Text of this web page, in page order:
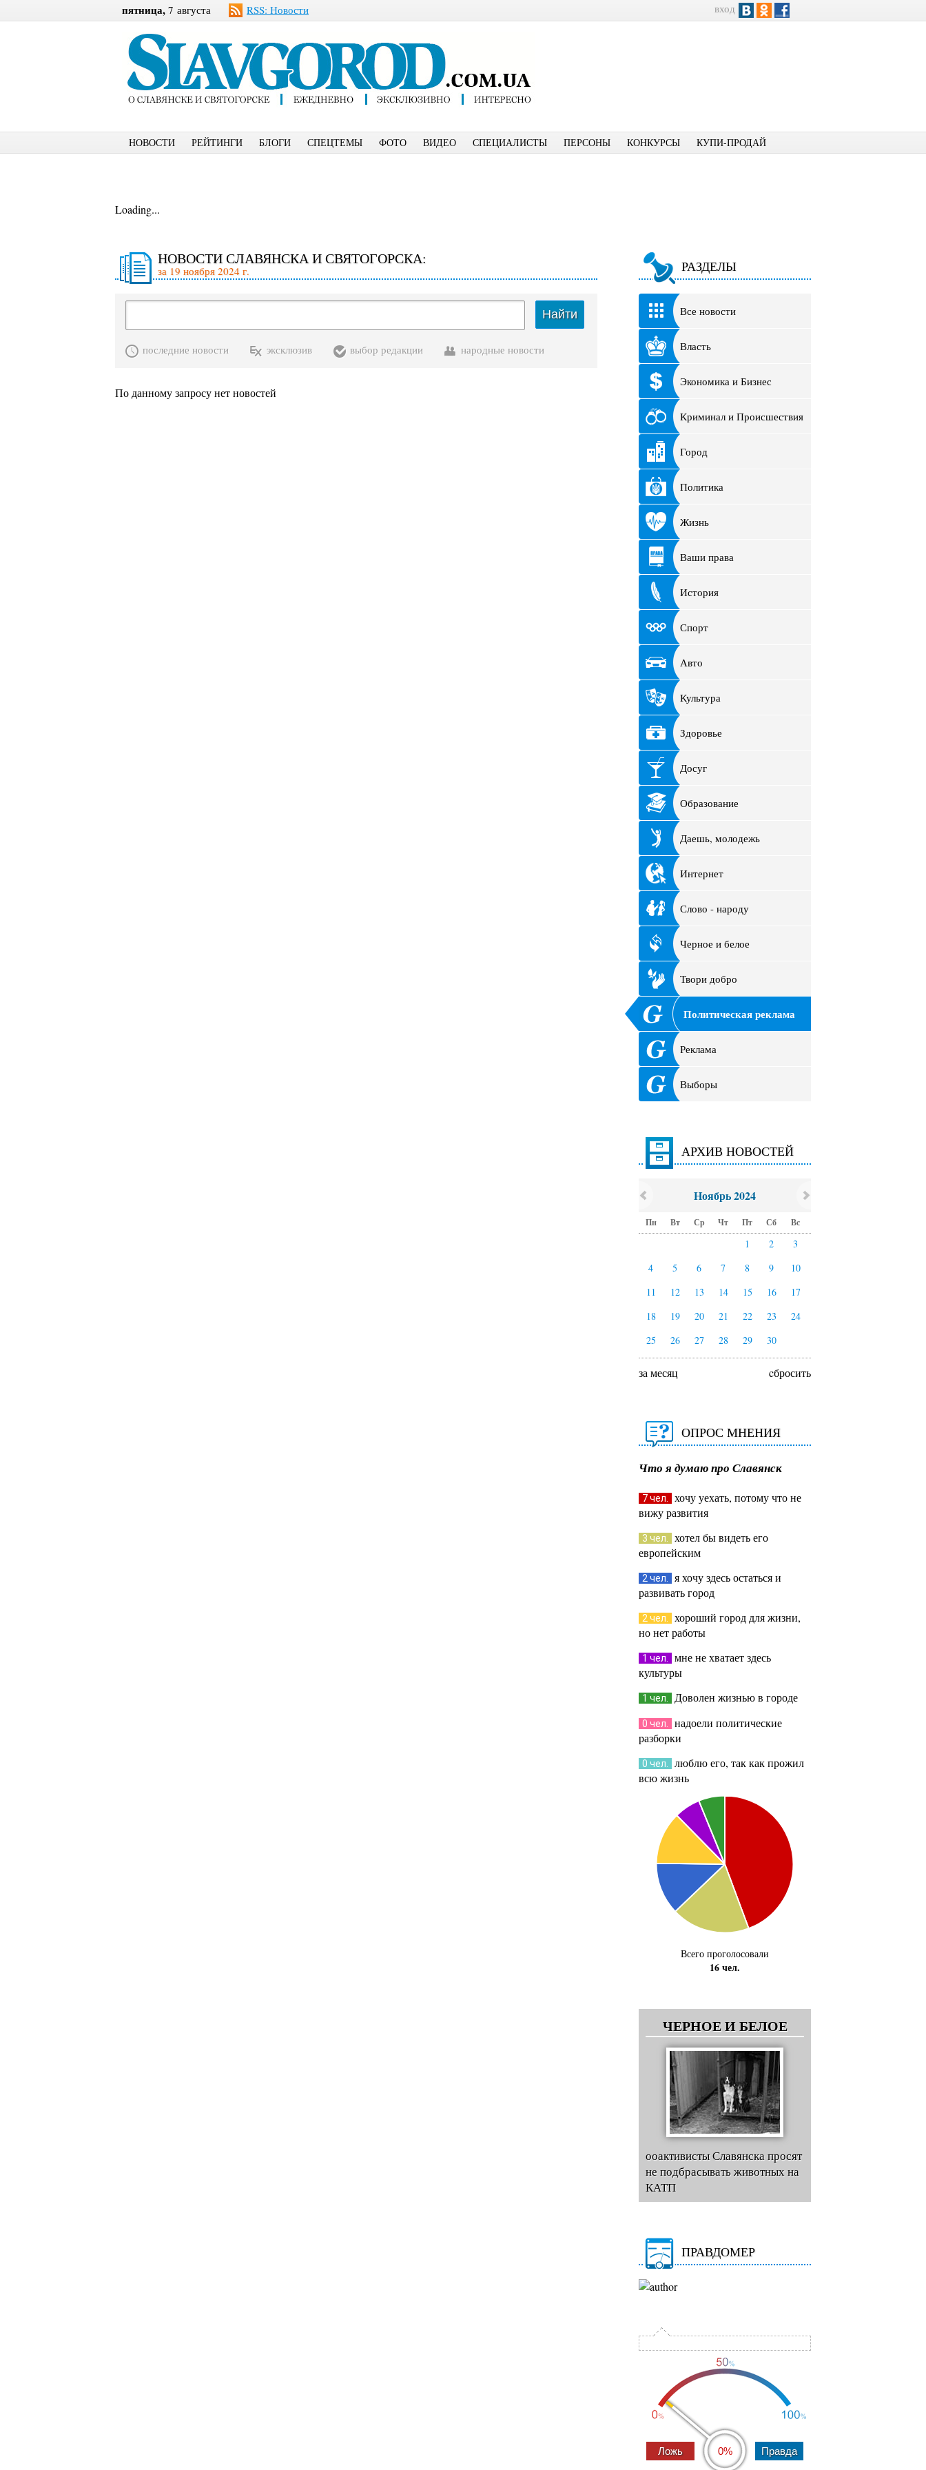
пятница, 7 августа RSS: Новости вход
НОВОСТИ РЕЙТИНГИ БЛОГИ СПЕЦТЕМЫ ФОТО ВИДЕО СПЕЦИАЛИСТЫ ПЕРСОНЫ КОНКУРСЫ КУПИ-ПРОДАЙ
Loading...
НОВОСТИ СЛАВЯНСКА И СВЯТОГОРСКА:
за 19 ноября 2024 г.
Найти
последние новости эксклюзив выбор редакции народные новости
По данному запросу нет новостей
РАЗДЕЛЫ
Все новости
Власть
Экономика и Бизнес
Криминал и Происшествия
Город
Политика
Жизнь
Ваши права
История
Спорт
Авто
Культура
Здоровье
Досуг
Образование
Даешь, молодежь
Интернет
Слово - народу
Черное и белое
Твори добро
Политическая реклама
Реклама
Выборы
АРХИВ НОВОСТЕЙ
Ноябрь 2024
Пн Вт Ср Чт Пт Сб Вс
1 2
3
4
5 6 7 8 9
10
11
12 13 14 15 16
17
18
19 20 21 22 23
24
25
26 27 28 29 30
за месяц cбросить
ОПРОС МНЕНИЯ
Что я думаю про Славянск
7 чел.
хочу уехать, потому что не
вижу развития
3 чел.
хотел бы видеть его
европейским
2 чел.
я хочу здесь остаться и
развивать город
2 чел.
хороший город для жизни,
но нет работы
1 чел.
мне не хватает здесь
культуры
1 чел. Доволен жизнью в городе
0 чел.
надоели политические
разборки
0 чел.
люблю его, так как прожил
всю жизнь
Всего проголосовали
16 чел.
ЧЕРНОЕ И БЕЛОЕ
ооактивисты Славянска просят
не подбрасывать животных на
КАТП
ПРАВДОМЕР
0%